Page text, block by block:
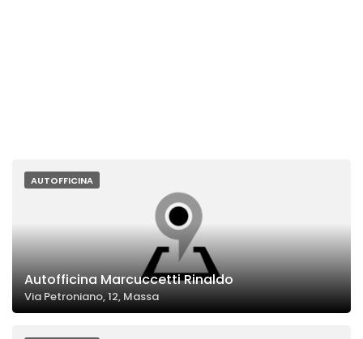
AUTOFFICINA
Autofficina Marcuccetti Rinaldo
Via Petroniano, 12, Massa